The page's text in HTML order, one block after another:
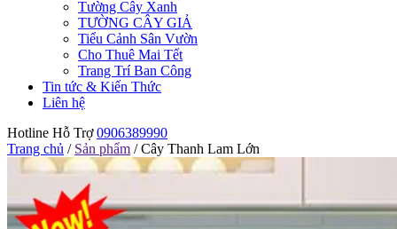
Tường Cây Xanh
TƯỜNG CÂY GIẢ
Tiểu Cảnh Sân Vườn
Cho Thuê Mai Tết
Trang Trí Ban Công
Tin tức & Kiến Thức
Liên hệ
Hotline Hỗ Trợ 0906389990
Trang chủ / Sản phẩm / Cây Thanh Lam Lớn